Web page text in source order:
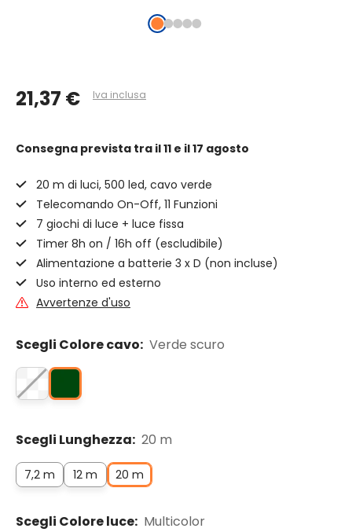
21,37 € Iva inclusa
Consegna prevista tra il 11 e il 17 agosto
20 m di luci, 500 led, cavo verde
Telecomando On-Off, 11 Funzioni
7 giochi di luce + luce fissa
Timer 8h on / 16h off (escludibile)
Alimentazione a batterie 3 x D (non incluse)
Uso interno ed esterno
Avvertenze d'uso
Scegli Colore cavo: Verde scuro
Scegli Lunghezza: 20 m
7,2 m 12 m 20 m
Scegli Colore luce: Multicolor